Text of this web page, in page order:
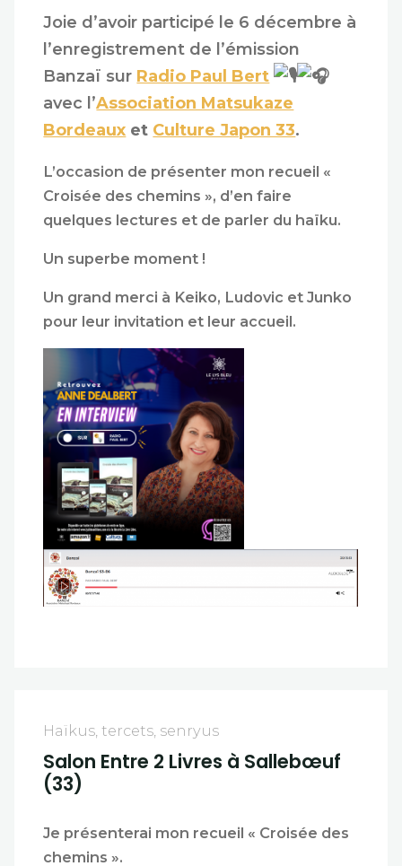
Joie d’avoir participé le 6 décembre à
l’enregistrement de l’émission
Banzaï sur Radio Paul Bert
avec l’Association Matsukaze
Bordeaux et Culture Japon 33.
L’occasion de présenter mon recueil «
Croisée des chemins », d’en faire
quelques lectures et de parler du haïku.
Un superbe moment !
Un grand merci à Keiko, Ludovic et Junko
pour leur invitation et leur accueil.
Haïkus, tercets, senryus
Salon Entre 2 Livres à Sallebœuf
(33)
Je présenterai mon recueil « Croisée des
chemins ».